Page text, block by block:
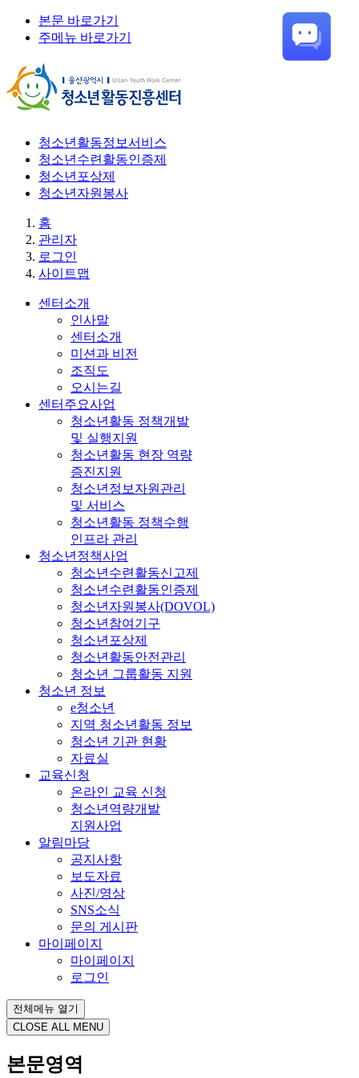
본문 바로가기
주메뉴 바로가기
청소년활동정보서비스
청소년수련활동인증제
청소년포상제
청소년자원봉사
홈
관리자
로그인
사이트맵
센터소개
인사말
센터소개
미션과 비전
조직도
오시는길
센터주요사업
청소년활동 정책개발
및 실행지원
청소년활동 현장 역량
증진지원
청소년정보자원관리
및 서비스
청소년활동 정책수행
인프라 관리
청소년정책사업
청소년수련활동신고제
청소년수련활동인증제
청소년자원봉사(DOVOL)
청소년참여기구
청소년포상제
청소년활동안전관리
청소년 그룹활동 지원
청소년 정보
e청소년
지역 청소년활동 정보
청소년 기관 현황
자료실
교육신청
온라인 교육 신청
청소년역량개발
지원사업
알림마당
공지사항
보도자료
사진/영상
SNS소식
문의 게시판
마이페이지
마이페이지
로그인
전체메뉴 열기
CLOSE ALL MENU
본문영역